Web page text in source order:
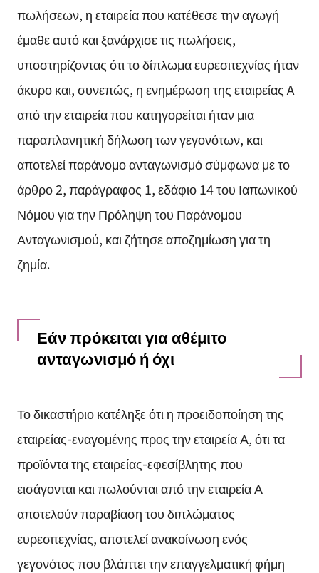
πωλήσεων, η εταιρεία που κατέθεσε την αγωγή
έμαθε αυτό και ξανάρχισε τις πωλήσεις,
υποστηρίζοντας ότι το δίπλωμα ευρεσιτεχνίας ήταν
άκυρο και, συνεπώς, η ενημέρωση της εταιρείας A
από την εταιρεία που κατηγορείται ήταν μια
παραπλανητική δήλωση των γεγονότων, και
αποτελεί παράνομο ανταγωνισμό σύμφωνα με το
άρθρο 2, παράγραφος 1, εδάφιο 14 του Ιαπωνικού
Νόμου για την Πρόληψη του Παράνομου
Ανταγωνισμού, και ζήτησε αποζημίωση για τη
ζημία.
Εάν πρόκειται για αθέμιτο
ανταγωνισμό ή όχι
Το δικαστήριο κατέληξε ότι η προειδοποίηση της
εταιρείας-εναγομένης προς την εταιρεία Α, ότι τα
προϊόντα της εταιρείας-εφεσίβλητης που
εισάγονται και πωλούνται από την εταιρεία Α
αποτελούν παραβίαση του διπλώματος
ευρεσιτεχνίας, αποτελεί ανακοίνωση ενός
γεγονότος που βλάπτει την επαγγελματική φήμη